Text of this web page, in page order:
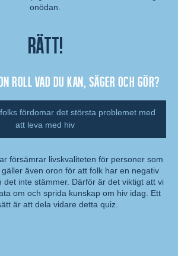
onödan.
Rätt!
roll vad du kan, säger och gör?
fördomar det största problemet med
att leva med hiv
försämrar livskvaliteten för personer som
även oron för att folk har en negativ
det inte stämmer. Därför är det viktigt att vi
om och sprida kunskap om hiv idag. Ett
är att dela vidare detta quiz.